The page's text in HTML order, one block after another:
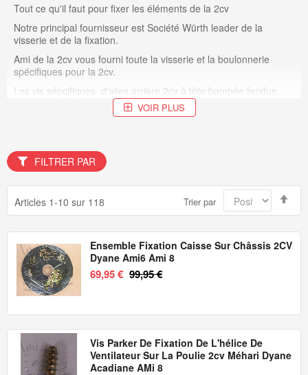
Tout ce qu'il faut pour fixer les éléments de la 2cv
Notre principal fournisseur est Société Würth leader de la
visserie et de la fixation.
Ami de la 2cv vous fourni toute la visserie et la boulonnerie
spécifiques pour la 2cv.
Les vis sépcifiques d'ailes arrière 2cv à tête bombée fendue.
Les boulons en m7 pour fixer la coque de la 2cv sur le châssis
Les vis à têtes rondes avec leur pas spécifique pour fixer
l'entourage de calandre de la 2cv sur les capots 23 nervures de
la 2cv..
Les vis spécifiques pour le tableau de bord de la 2cv.
la 2cv.
VOIR PLUS
Articles 1-10 sur 118 Trier par
Ensemble Fixation Caisse Sur Châssis 2CV
Dyane Ami6 Ami 8
69,95 € 99,95 €
Vis Parker De Fixation De L'hélice De
Ventilateur Sur La Poulie 2cv Méhari Dyane
Acadiane AMi 8
FILTRER PAR